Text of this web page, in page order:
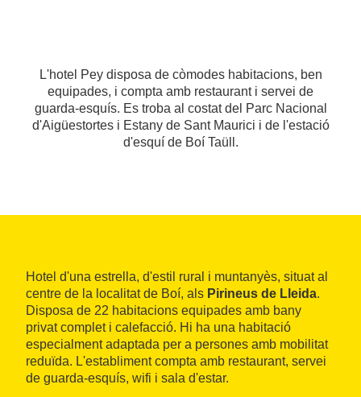
L'hotel Pey disposa de còmodes habitacions, ben
equipades, i compta amb restaurant i servei de
guarda-esquís. Es troba al costat del Parc Nacional
d'Aigüestortes i Estany de Sant Maurici i de l'estació
d'esquí de Boí Taüll.
Hotel d'una estrella, d'estil rural i muntanyès, situat al
centre de la localitat de Boí, als Pirineus de Lleida.
Disposa de 22 habitacions equipades amb bany
privat complet i calefacció. Hi ha una habitació
especialment adaptada per a persones amb mobilitat
reduïda. L'establiment compta amb restaurant, servei
de guarda-esquís, wifi i sala d'estar.